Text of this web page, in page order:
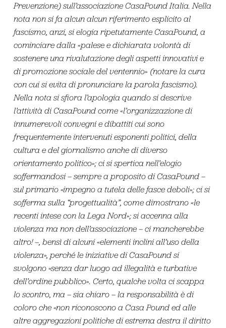
Prevenzione) sull’associazione CasaPound Italia. Nella
nota non si fa alcun alcun riferimento esplicito al
fascismo, anzi, si elogia ripetutamente CasaPound, a
cominciare dalla «palese e dichiarata volontà di
sostenere una rivalutazione degli aspetti innovativi e
di promozione sociale del ventennio» (notare la cura
con cui si evita di pronunciare la parola fascismo).
Nella nota si sfiora l’apologia quando si descrive
l’attività di CasaPound come «l’organizzazione di
innumerevoli convegni e dibattiti cui sono
frequentemente intervenuti esponenti politici, della
cultura e del giornalismo anche di diverso
orientamento politico»; ci si spertica nell’elogio
soffermandosi – sempre a proposito di CasaPound –
sul primario «impegno a tutela delle fasce deboli»; ci si
sofferma sulla “progettualità”, come dimostrano «le
recenti intese con la Lega Nord»; si accenna alla
violenza ma non dell’associazione – ci mancherebbe
altro! –, bensì di alcuni «elementi inclini all’uso della
violenza», perché le iniziative di CasaPound si
svolgono «senza dar luogo ad illegalità e turbative
dell’ordine pubblico». Certo, qualche volta ci scappa
lo scontro, ma – sia chiaro – la responsabilità è di
coloro che «non riconoscono a Casa Pound ed alle
altre aggregazioni politiche di estrema destra il diritto